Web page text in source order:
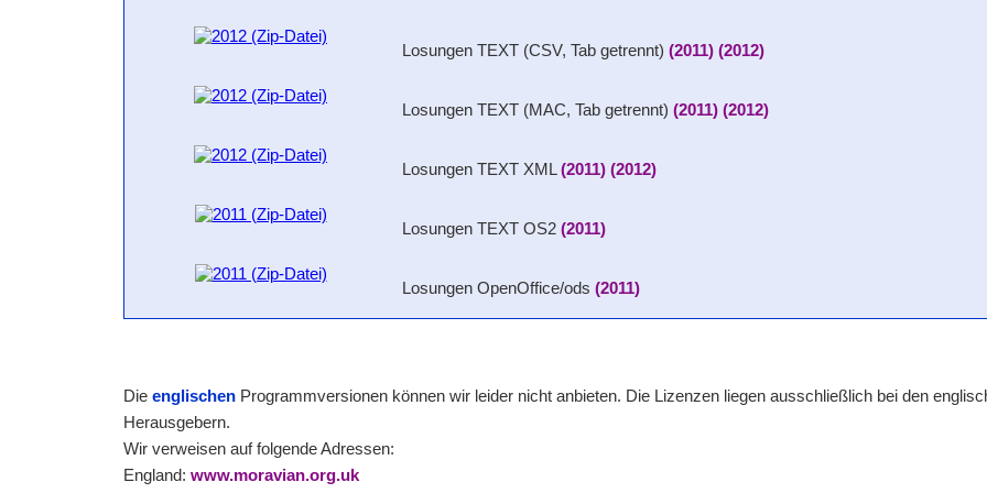
Losungen TEXT (CSV, Tab getrennt) (2011) (2012)
Losungen TEXT (MAC, Tab getrennt) (2011) (2012)
Losungen TEXT XML(2011) (2012)
Losungen TEXT OS2 (2011)
Losungen OpenOffice/ods (2011)
Die englischen Programmversionen können wir leider nicht anbieten. Die Lizenzen liegen ausschließlich bei den
Herausgebern.
Wir verweisen auf folgende Adressen:
England: www.moravian.org.uk